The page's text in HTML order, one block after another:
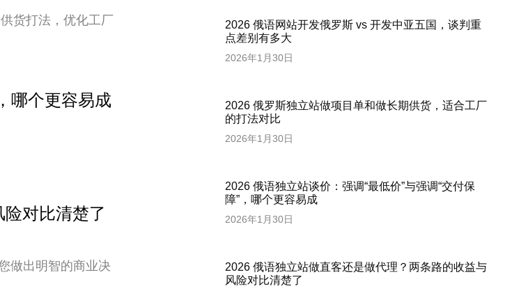
货打法，优化工厂
哪个更容易成
对比清楚了
做出明智的商业决
2026 俄语网站开发俄罗斯 vs 开发中亚五国，谈判重
点差别有多大
2026年1月30日
2026 俄罗斯独立站做项目单和做长期供货，适合工厂
的打法对比
2026年1月30日
2026 俄语独立站谈价：强调“最低价”与强调“交付保
障”，哪个更容易成
2026年1月30日
2026 俄语独立站做直客还是做代理？两条路的收益与
风险对比清楚了